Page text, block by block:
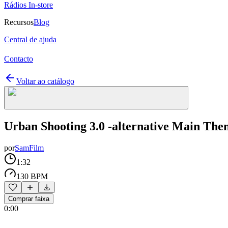
Rádios In-store
RecursosBlog
Central de ajuda
Contacto
Voltar ao catálogo
Urban Shooting 3.0 -alternative Main
porSamFilm
1:32
130 BPM
Comprar faixa
0:00